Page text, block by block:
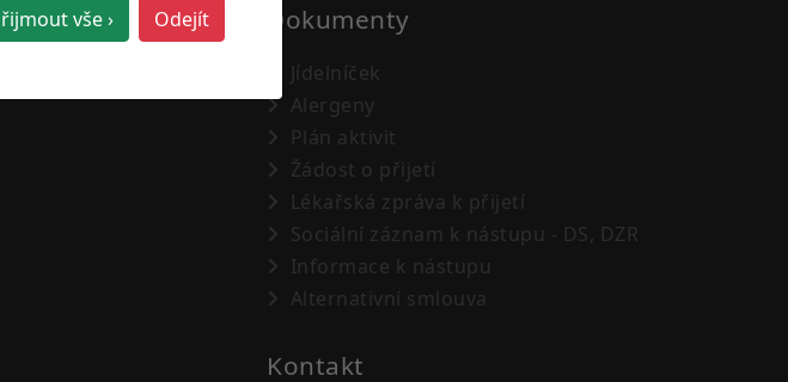
Dokumenty
Jídelníček
Alergeny
Plán aktivit
Žádost o přijetí
Lékařská zpráva k přijetí
Sociální záznam k nástupu - DS, DZR
Informace k nástupu
Alternativní smlouva
Kontakt
vše › Odejít